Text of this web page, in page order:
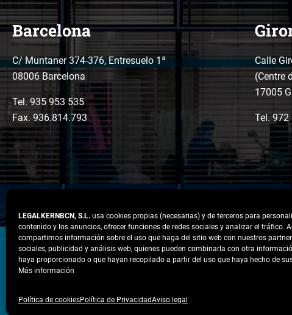
LEGALKERNBCN, S.L. usa cookies propias (necesarias) y de terceros para
contenido y los anuncios, ofrecer funciones de redes sociales y analizar el tráfico.
compartimos información sobre el uso que haga del sitio web con nuestros
sociales, publicidad y análisis web, quienes pueden combinarla con otra
haya proporcionado o que hayan recopilado a partir del uso que haya hecho de
Más información
Política de cookiesPolítica de PrivacidadAviso legal
*
Barcelona
C/ Muntaner 374-376, Entresuelo 1ª
08006 Barcelona
Tel. 935 953 535
Fax. 936.814.793
Calle
(Centre
17005
Tel.972
LinkedIn
Instagram
Facebook
Condiciones Generales de Contratación